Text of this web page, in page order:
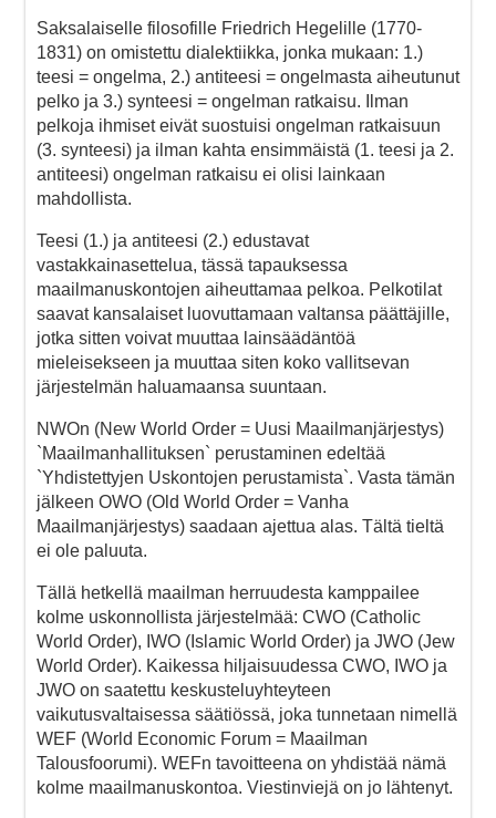
Saksalaiselle filosofille Friedrich Hegelille (1770-
1831) on omistettu dialektiikka, jonka mukaan: 1.)
teesi = ongelma, 2.) antiteesi = ongelmasta aiheutunut
pelko ja 3.) synteesi = ongelman ratkaisu. Ilman
pelkoja ihmiset eivät suostuisi ongelman ratkaisuun
(3. synteesi) ja ilman kahta ensimmäistä (1. teesi ja 2.
antiteesi) ongelman ratkaisu ei olisi lainkaan
mahdollista.
Teesi (1.) ja antiteesi (2.) edustavat
vastakkainasettelua, tässä tapauksessa
maailmanuskontojen aiheuttamaa pelkoa. Pelkotilat
saavat kansalaiset luovuttamaan valtansa päättäjille,
jotka sitten voivat muuttaa lainsäädäntöä
mieleisekseen ja muuttaa siten koko vallitsevan
järjestelmän haluamaansa suuntaan.
NWOn (New World Order = Uusi Maailmanjärjestys)
`Maailmanhallituksen` perustaminen edeltää
`Yhdistettyjen Uskontojen perustamista`. Vasta tämän
jälkeen OWO (Old World Order = Vanha
Maailmanjärjestys) saadaan ajettua alas. Tältä tieltä
ei ole paluuta.
Tällä hetkellä maailman herruudesta kamppailee
kolme uskonnollista järjestelmää: CWO (Catholic
World Order), IWO (Islamic World Order) ja JWO (Jew
World Order). Kaikessa hiljaisuudessa CWO, IWO ja
JWO on saatettu keskusteluyhteyteen
vaikutusvaltaisessa säätiössä, joka tunnetaan nimellä
WEF (World Economic Forum = Maailman
Talousfoorumi). WEFn tavoitteena on yhdistää nämä
kolme maailmanuskontoa. Viestinviejä on jo lähtenyt.